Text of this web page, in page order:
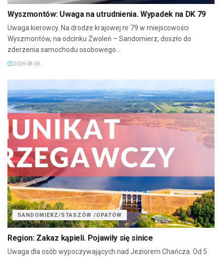
Wyszmontów: Uwaga na utrudnienia. Wypadek na DK 79
Uwaga kierowcy. Na drodze krajowej nr 79 w miejscowości
Wyszmontów, na odcinku Zwoleń – Sandomierz, doszło do
zderzenia samochodu osobowego...
2026-08-06
SANDOMIERZ/STASZÓW /OPATÓW
Region: Zakaz kąpieli. Pojawiły się sinice
Uwaga dla osób wypoczywających nad Jeziorem Chańcza. Od 5